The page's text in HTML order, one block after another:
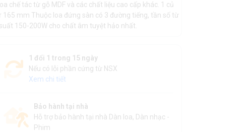
chế tác từ gỗ MDF và các chất liệu cao cấp khác. 1 củ
mm Thuộc loa đứng sàn có 3 đường tiếng, tần số từ
150-200W cho chất âm tuyệt hảo nhất.
1 đổi 1 trong 15 ngày
Nếu có lỗi phần cứng từ NSX
Xem chi tiết
Bảo hành tại nhà
Hỗ trợ bảo hành tại nhà Dàn loa, Dàn nhạc -
Phim